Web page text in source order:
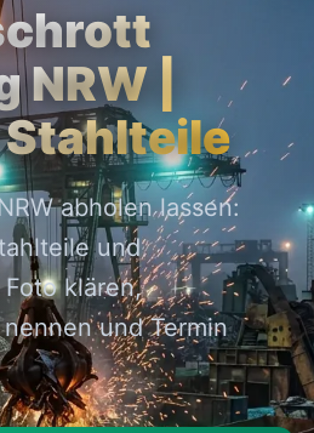
NRW |
abholen lassen:
und
klären,
und Termin